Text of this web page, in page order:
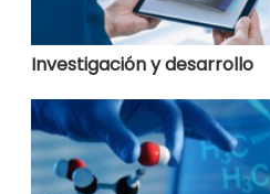
Investigación y desarrollo